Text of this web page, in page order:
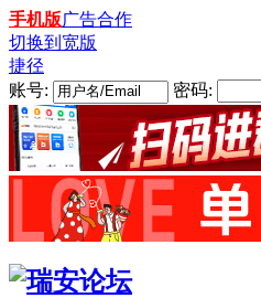
手机版广告合作
切换到宽版
捷径
账号:
密码: